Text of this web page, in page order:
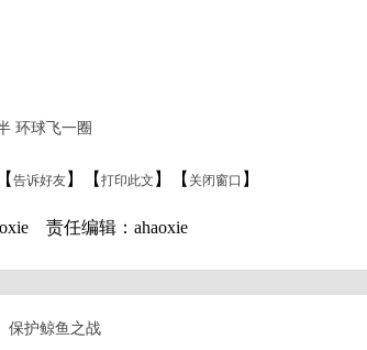
环球飞一圈
告诉好友 】【 打印此文 】【 关闭窗口 】
责任编辑：ahaoxie
保护鲸鱼之战